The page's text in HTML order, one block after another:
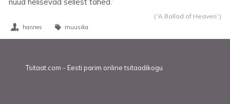
(“A Ballad of Heaven”)
hannes muusika
Tsitaat.com - Eesti parim online tsitaadikogu